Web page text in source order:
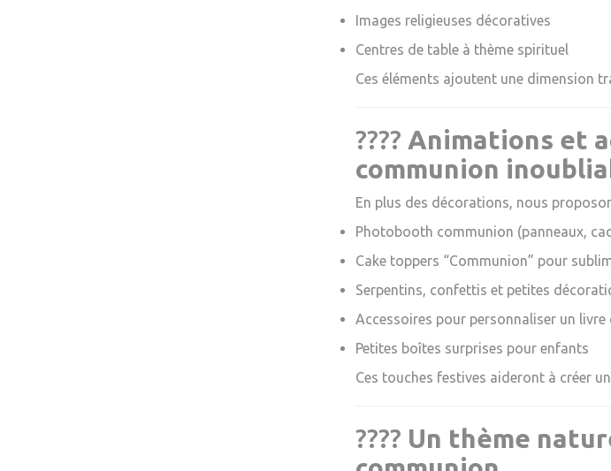
Images religieuses décoratives
Centres de table à thème spirituel
Ces éléments ajoutent une dimension
???? Animations et
communion
En plus des décorations, nous
Photobooth communion (panneaux,
Cake toppers “Communion” pour
Serpentins, confettis et petites
Accessoires pour personnaliser un livre
Petites boîtes surprises pour enfants
Ces touches festives aideront à créer
???? Un thème